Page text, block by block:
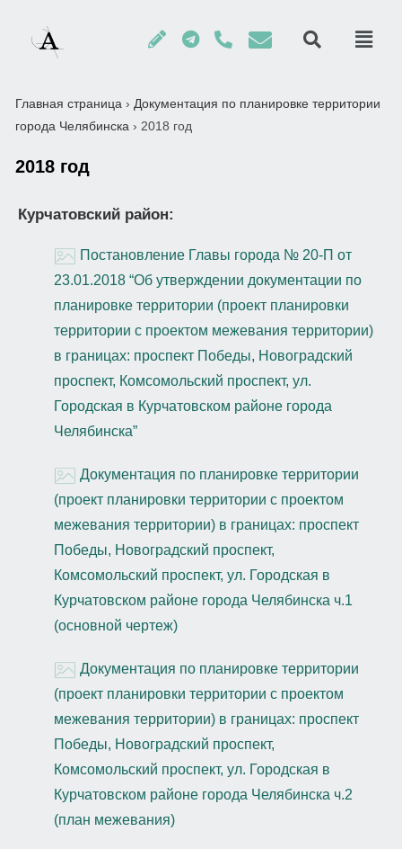
Главная страница › Документация по планировке территории
города Челябинска › 2018 год
2018 год
Курчатовский район:
Постановление Главы города № 20-П от
23.01.2018 “Об утверждении документации по
планировке территории (проект планировки
территории с проектом межевания территории)
в границах: проспект Победы, Новоградский
проспект, Комсомольский проспект, ул.
Городская в Курчатовском районе города
Челябинска”
Документация по планировке территории
(проект планировки территории с проектом
межевания территории) в границах: проспект
Победы, Новоградский проспект,
Комсомольский проспект, ул. Городская в
Курчатовском районе города Челябинска ч.1
(основной чертеж)
Документация по планировке территории
(проект планировки территории с проектом
межевания территории) в границах: проспект
Победы, Новоградский проспект,
Комсомольский проспект, ул. Городская в
Курчатовском районе города Челябинска ч.2
(план межевания)